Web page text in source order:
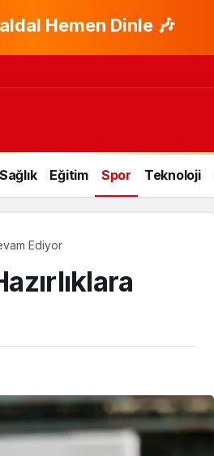
Hemen Dinle 🎶
Sağlık Eğitim Spor Teknoloji
Ediyor
3 ay önce
Çaykur Rizespor, Beşiktaş’ı
Ağırlıyor!